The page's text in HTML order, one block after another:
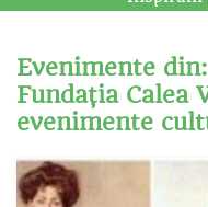
Evenimente
Fundaţia Calea
evenimente